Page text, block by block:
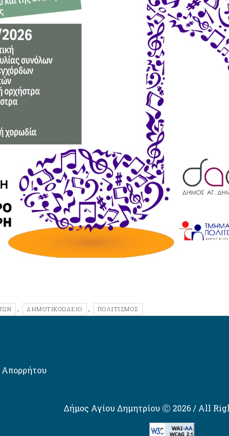
, ΔΗΜΟΤΙΚΟΩΔΕΙΟ , ΠΟΛΙΤΙΣΜΟΣ
Απορρήτου
Δήμος Αγίου Δημητρίου Ⓒ 2026 / All